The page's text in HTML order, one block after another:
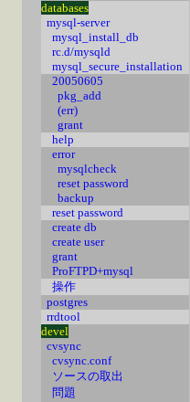
databases
mysql-server
mysql_install_db
rc.d/mysqld
mysql_secure_installation
20050605
pkg_add
(err)
grant
help
error
mysqlcheck
reset password
backup
reset password
create db
create user
grant
ProFTPD+mysql
操作
postgres
rrdtool
devel
cvsync
cvsync.conf
ソースの取出
問題